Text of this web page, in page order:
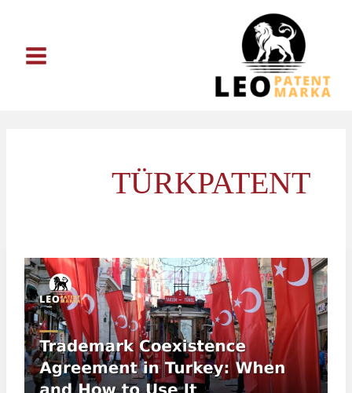
TÜRKPATENT
اتفاقية
تعايش
العلامات
التجارية
في
تركيا:
متى